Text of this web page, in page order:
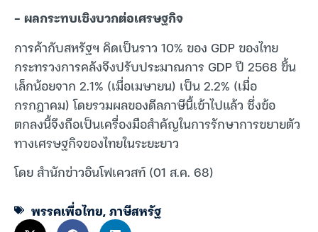
– ผลกระทบเชิงบวกต่อเศรษฐกิจ
การค้ากับสหรัฐฯ คิดเป็นราว 10% ของ GDP ของไทย
กระทรวงการคลังจึงปรับประมาณการ GDP ปี 2568 ขึ้น
เล็กน้อยจาก 2.1% (เมื่อเมษายน) เป็น 2.2% (เมื่อ
กรกฎาคม) โดยรวมผลของดีลภาษีนี้เข้าไปแล้ว ซึ่งข้อ
ตกลงนี้จึงถือเป็นเครื่องมือสำคัญในการรักษาการขยายตัว
ทางเศรษฐกิจของไทยในระยะยาว
โดย สำนักข่าวอินโฟเควสท์ (01 ส.ค. 68)
พรรคเพื่อไทย,ภาษีสหรัฐ